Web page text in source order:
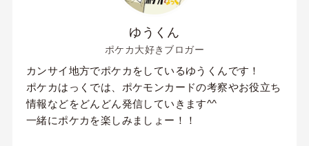
ゆうくん
ポケカ大好きブロガー
カンサイ地方でポケカをしているゆうくんです！
ポケカはっくでは、ポケモンカードの考察やお役立ち
情報などをどんどん発信していきます^^
一緒にポケカを楽しみましょー！！